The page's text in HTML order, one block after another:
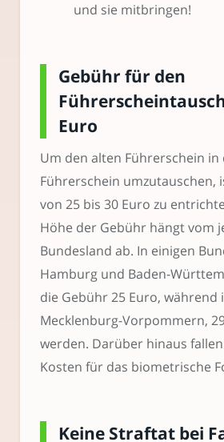
und sie mitbringen!
Gebühr für den
Euro
Um den alten Führerschein in
Führerschein umzutauschen,
von 25 bis 30 Euro zu
Höhe der Gebühr hängt vom
Bundesland ab. In einigen
Hamburg und Baden-
die Gebühr 25 Euro, während
Mecklenburg-Vorpommern,
werden. Darüber hinaus
Kosten für das biometrische
Keine Straftat bei